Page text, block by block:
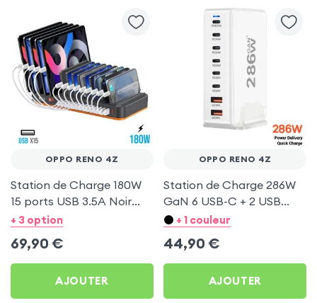
OPPO RENO 4Z
Station de Charge 180W
15 ports USB 3.5A Noir
pour Oppo Reno 4Z
+ 3 option
69,90 €
AJOUTER
OPPO RENO 4Z
Station de Charge 286W
GaN 6 USB-C + 2 USB
Blanc pour Oppo Reno
+ 1 couleur
44,90 €
AJOUTER